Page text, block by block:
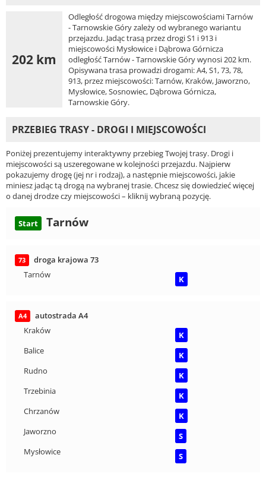
202 km
Odległość drogowa między miejscowościami Tarnów
- Tarnowskie Góry zależy od wybranego wariantu
przejazdu. Jadąc trasą przez drogi S1 i 913 i
miejscowości Mysłowice i Dąbrowa Górnicza
odległość Tarnów - Tarnowskie Góry wynosi 202 km.
Opisywana trasa prowadzi drogami: A4, S1, 73, 78,
913, przez miejscowości: Tarnów, Kraków, Jaworzno,
Mysłowice, Sosnowiec, Dąbrowa Górnicza,
Tarnowskie Góry.
PRZEBIEG TRASY - DROGI I MIEJSCOWOŚCI
Poniżej prezentujemy interaktywny przebieg Twojej trasy. Drogi i
miejscowości są uszeregowane w kolejności przejazdu. Najpierw
pokazujemy drogę (jej nr i rodzaj), a następnie miejscowości, jakie
miniesz jadąc tą drogą na wybranej trasie. Chcesz się dowiedzieć więcej
o danej drodze czy miejscowości – kliknij wybraną pozycję.
Start Tarnów
73
droga krajowa 73
Tarnów
K
A4
autostrada A4
Kraków
K
Balice
K
Rudno
K
Trzebinia
K
Chrzanów
K
Jaworzno
S
Mysłowice
S